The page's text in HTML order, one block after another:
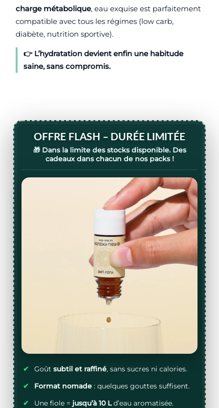
charge métabolique, eau exquise est parfaitement
compatible avec tous les régimes (low carb,
diabète, nutrition sportive).
👉 L’hydratation devient enfin une habitude
saine,sans compromis.
OFFRE FLASH – DURÉE LIMITÉE
🎁 Dans la limite des stocks disponible. Des
cadeaux dans chacun de nos packs !
✔ Goût subtil et raffiné, sans sucres ni calories.
✔
Format nomade: quelques gouttes suffisent.
✔
Une fiole = jusqu’à 10 Ld’eau aromatisée.